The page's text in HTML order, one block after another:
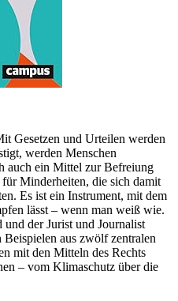
Gesetzen und Urteilen werden
werden Menschen
auch ein Mittel zur Befreiung
Minderheiten, die sich damit
Es ist ein Instrument, mit dem
lässt – wenn man weiß wie.
der Jurist und Journalist
aus zwölf zentralen
mit den Mitteln des Rechts
– vom Klimaschutz über die